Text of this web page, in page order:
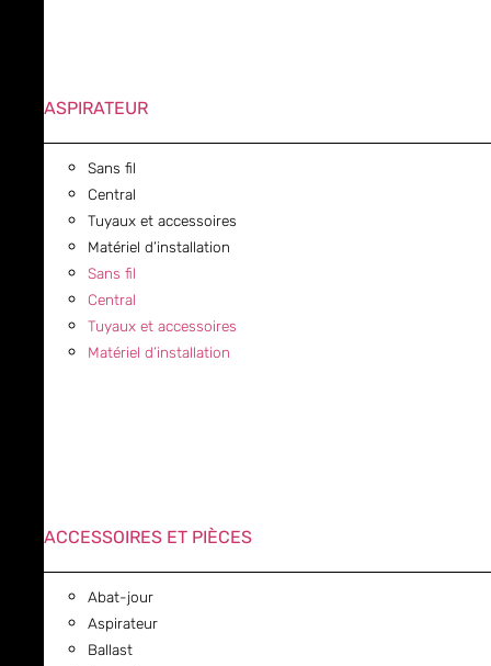
ASPIRATEUR
Sans fil
Central
Tuyaux et accessoires
Matériel d’installation
Sans fil
Central
Tuyaux et accessoires
Matériel d’installation
ACCESSOIRES ET PIÈCES
Abat-jour
Aspirateur
Ballast